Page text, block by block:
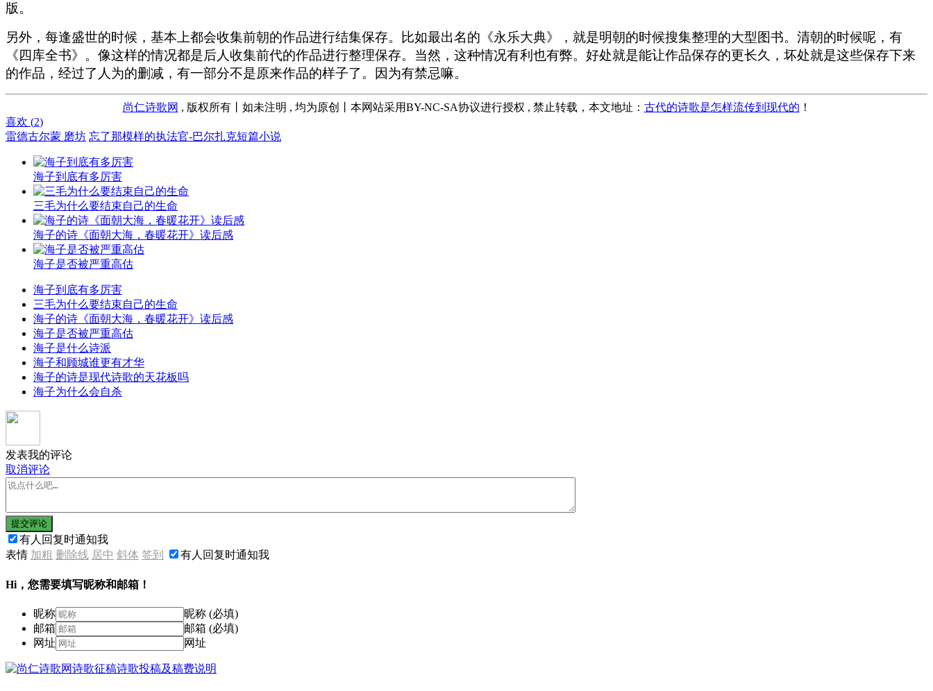
版。
另外，每逢盛世的时候，基本上都会收集前朝的作品进行结集保存。比如最出名的《永乐大典》，就是明朝的时候搜集整理的大型图书。清朝的时候呢，有
《四库全书》。像这样的情况都是后人收集前代的作品进行整理保存。当然，这种情况有利也有弊。好处就是能让作品保存的更长久，坏处就是这些保存下来
的作品，经过了人为的删减，有一部分不是原来作品的样子了。因为有禁忌嘛。
尚仁诗歌网 , 版权所有丨如未注明 , 均为原创丨本网站采用BY-NC-SA协议进行授权 , 禁止转载，本文地址： 古代的诗歌是怎样流传到现代的 ！
喜欢 (2)
雷德古尔蒙 磨坊 忘了那模样的执法官-巴尔扎克短篇小说
海子到底有多厉害
三毛为什么要结束自己的生命
海子的诗《面朝大海，春暖花开》读后感
海子是否被严重高估
海子到底有多厉害
三毛为什么要结束自己的生命
海子的诗《面朝大海，春暖花开》读后感
海子是否被严重高估
海子是什么诗派
海子和顾城谁更有才华
海子的诗是现代诗歌的天花板吗
海子为什么会自杀
发表我的评论
取消评论
提交评论
有人回复时通知我
表情 加粗 删除线 居中 斜体 签到 有人回复时通知我
Hi，您需要填写昵称和邮箱！
昵称
昵称 (必填)
邮箱
邮箱 (必填)
网址
网址